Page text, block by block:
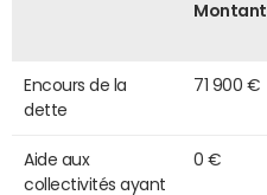
Montant
Encours de la
dette
71 900 €
Aide aux
collectivités ayant
0 €